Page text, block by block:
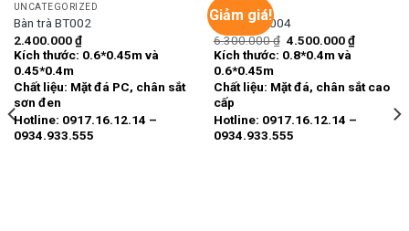
wishlist
UNCATEGORIZED
Bàn trà BT002
2.400.000₫
Kích thước: 0.6*0.45m và
0.45*0.4m
Chất liệu: Mặt đá PC, chân sắt
sơn đen
Hotline: 0917.16.12.14 –
0934.933.555
Giảm giá!
Add to
wishlist
BÀN TRÀ
Bàn trà BT004
6.300.000₫ Giá
gốc
là:
4.500.000₫Giá
hiện
Kích thước: 0.8*0.4m và
0.6*0.45m
Chất liệu: Mặt đá, chân sắt cao
cấp
Hotline: 0917.16.12.14 –
0934.933.555